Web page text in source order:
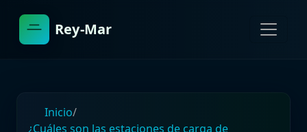
Rey-Mar
Inicio/
¿Cuáles son las estaciones de carga de